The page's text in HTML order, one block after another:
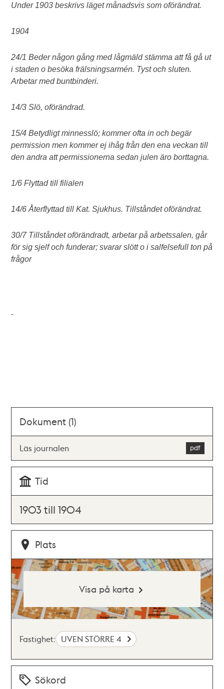
Under 1903 beskrivs läget månadsvis som oförändrat.
1904
24/1 Beder någon gång med lågmäld stämma att få gå ut
i staden o besöka frälsningsarmén. Tyst och sluten.
Arbetar med buntbinderi.
14/3 Slö, oförändrad.
15/4 Betydligt minnesslö; kommer ofta in och begär
permission men kommer ej ihåg från den ena veckan till
den andra att permissionerna sedan julen äro borttagna.
1/6 Flyttad till filialen
14/6 Återflyttad till Kat. Sjukhus. Tillståndet oförändrat.
30/7 Tillståndet oförändradt, arbetar på arbetssalen, går
för sig sjelf och funderar; svarar slött o i salfelsefull ton på
frågor
Dokument (1)
Läs journalen
Tid
1903 till 1904
Plats
Visa på karta
Fastighet: UVEN STÖRRE 4
Sökord